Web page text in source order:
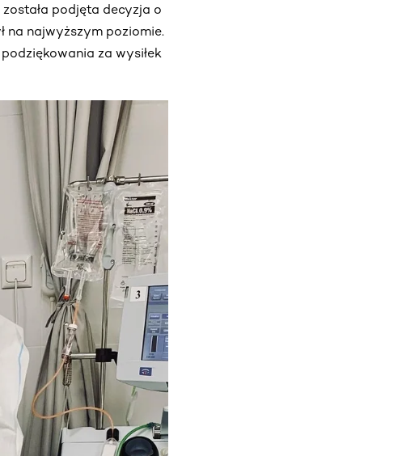
podjęta decyzja o
na najwyższym poziomie.
za wysiłek